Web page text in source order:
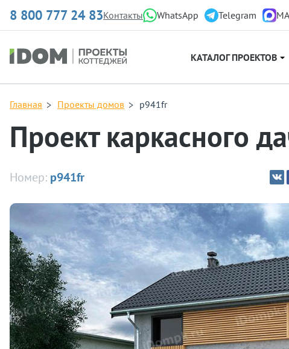
Telegram
WhatsApp
Контакты
8 800 777 24 83
КАТАЛОГ ПРОЕКТОВ
Главная Проекты домов p941fr
Проект каркасного
Номер: p941fr